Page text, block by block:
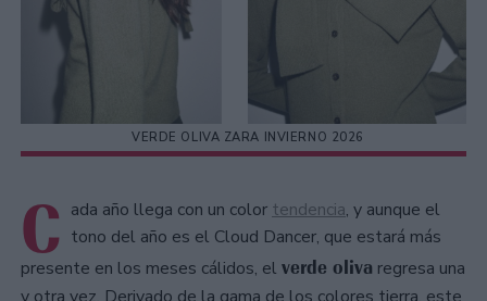
VERDE OLIVA ZARA INVIERNO 2026
C ada año llega con un color tendencia, y aunque el
tono del año es el Cloud Dancer, que estará más
presente en los meses cálidos, el verde oliva regresa una
y otra vez. Derivado de la gama de los colores tierra, este